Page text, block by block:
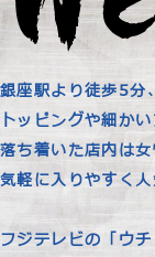
銀座駅より徒歩5分
トッピングや細か
落ち着いた店内は
気軽に入りやすく人
フジテレビの「ウチ